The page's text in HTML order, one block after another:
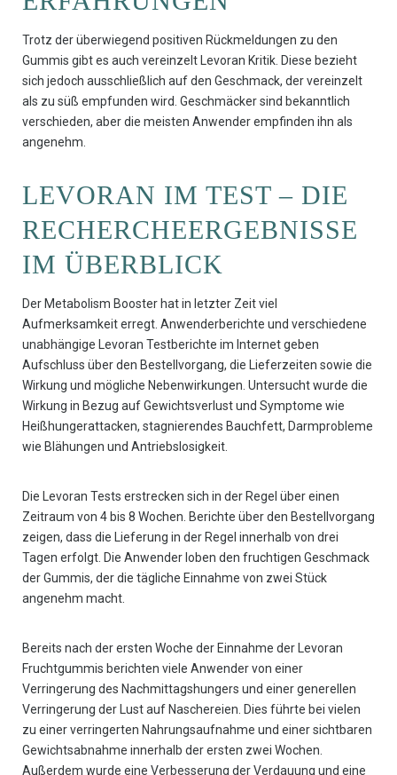
Trotz der überwiegend positiven Rückmeldungen zu den
Gummis gibt es auch vereinzelt Levoran Kritik. Diese bezieht
sich jedoch ausschließlich auf den Geschmack, der vereinzelt
als zu süß empfunden wird. Geschmäcker sind bekanntlich
verschieden, aber die meisten Anwender empfinden ihn als
angenehm.
LEVORAN IM TEST – DIE
RECHERCHEERGEBNISSE
IM ÜBERBLICK
Der Metabolism Booster hat in letzter Zeit viel
Aufmerksamkeit erregt. Anwenderberichte und verschiedene
unabhängige Levoran Testberichte im Internet geben
Aufschluss über den Bestellvorgang, die Lieferzeiten sowie die
Wirkung und mögliche Nebenwirkungen. Untersucht wurde die
Wirkung in Bezug auf Gewichtsverlust und Symptome wie
Heißhungerattacken, stagnierendes Bauchfett, Darmprobleme
wie Blähungen und Antriebslosigkeit.
Die Levoran Tests erstrecken sich in der Regel über einen
Zeitraum von 4 bis 8 Wochen. Berichte über den Bestellvorgang
zeigen, dass die Lieferung in der Regel innerhalb von drei
Tagen erfolgt. Die Anwender loben den fruchtigen Geschmack
der Gummis, der die tägliche Einnahme von zwei Stück
angenehm macht.
Bereits nach der ersten Woche der Einnahme der Levoran
Fruchtgummis berichten viele Anwender von einer
Verringerung des Nachmittagshungers und einer generellen
Verringerung der Lust auf Naschereien. Dies führte bei vielen
zu einer verringerten Nahrungsaufnahme und einer sichtbaren
Gewichtsabnahme innerhalb der ersten zwei Wochen.
Außerdem wurde eine Verbesserung der Verdauung und eine